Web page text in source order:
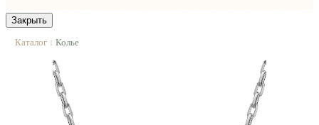
Закрыть
Каталог | Колье